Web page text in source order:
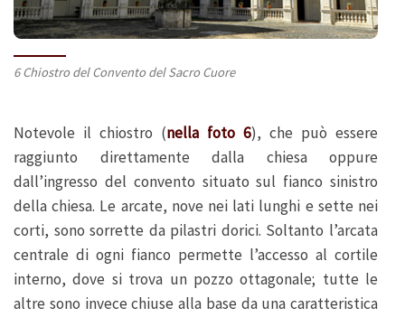
6 Chiostro del Convento del Sacro Cuore
Notevole il chiostro (nella foto 6), che può essere
raggiunto direttamente dalla chiesa oppure
dall’ingresso del convento situato sul fianco sinistro
della chiesa. Le arcate, nove nei lati lunghi e sette nei
corti, sono sorrette da pilastri dorici. Soltanto l’arcata
centrale di ogni fianco permette l’accesso al cortile
interno, dove si trova un pozzo ottagonale; tutte le
altre sono invece chiuse alla base da una caratteristica